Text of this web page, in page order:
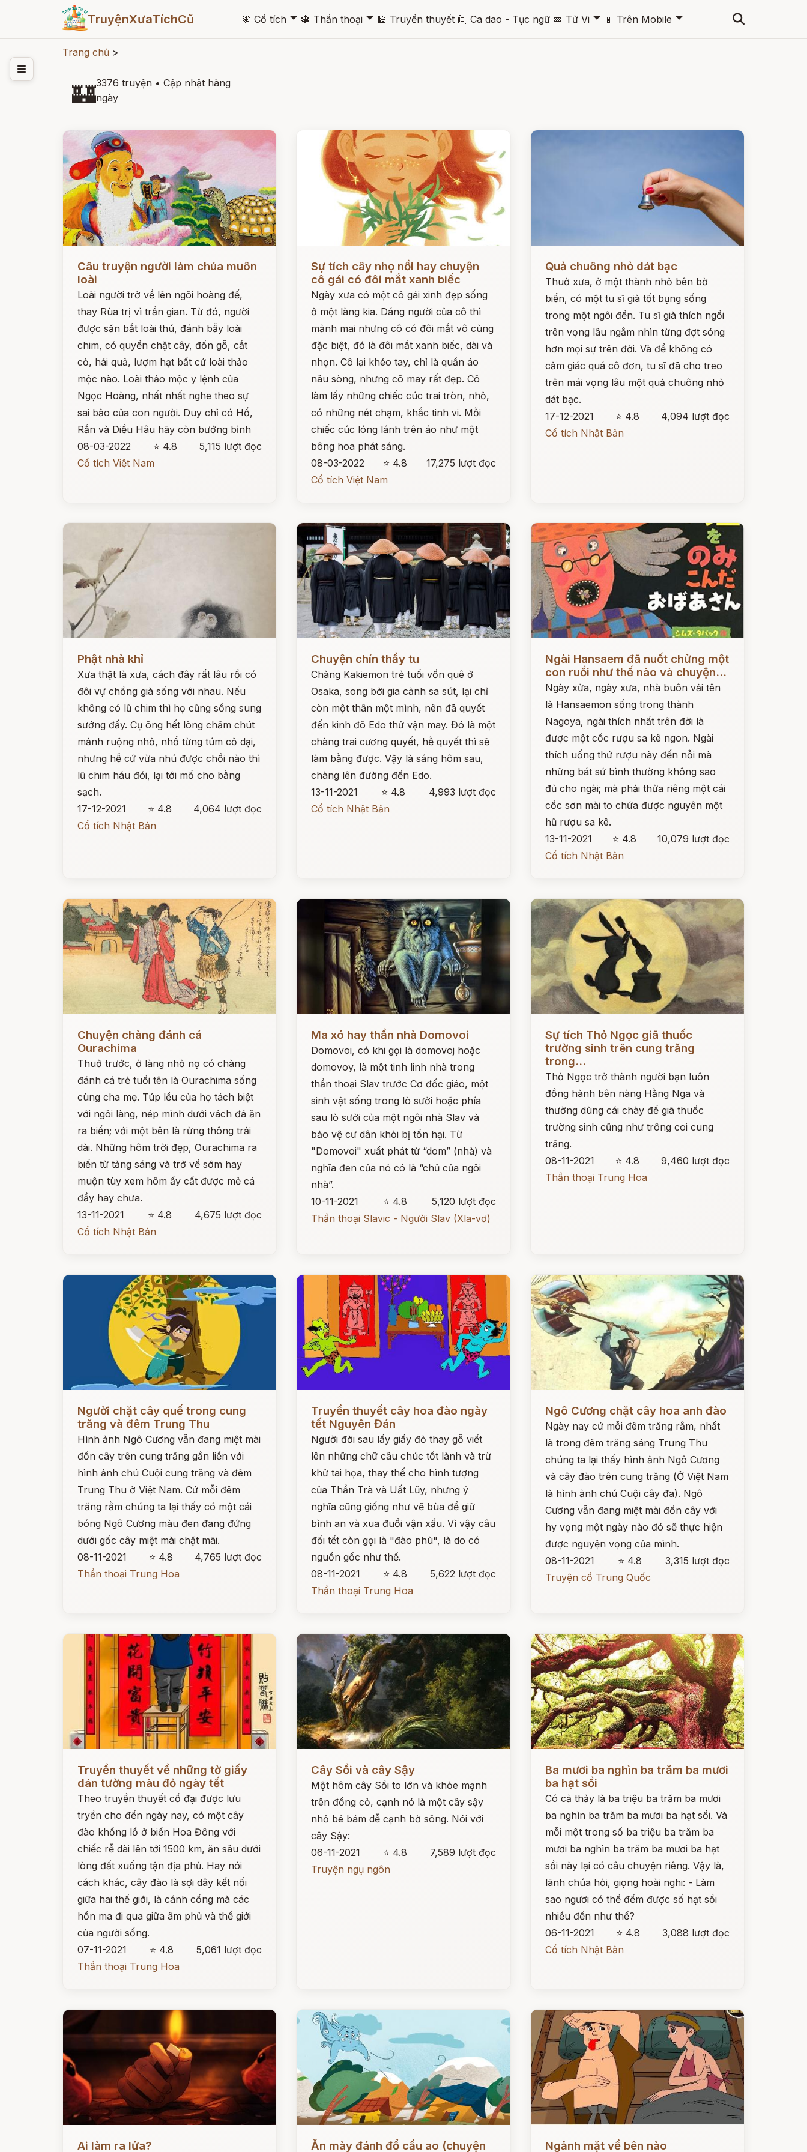
TruyệnXưaTíchCũ 🧚 Cổ tích 🞃 🔱 Thần thoại 🞃 🕌 Truyền thuyết 🙋 Ca dao - Tục ngữ 🔯 Tử Vi 🞃 📱 Trên Mobile 🞃
Trang chủ >
🏰3376 truyện • Cập nhật hàng
ngày
Câu truyện người làm chúa muôn
loài
Loài người trở về lên ngôi hoàng đế,
thay Rùa trị vì trần gian. Từ đó, người
được săn bắt loài thú, đánh bẫy loài
chim, có quyền chặt cây, đốn gỗ, cắt
cỏ, hái quả, lượm hạt bất cứ loài thảo
mộc nào. Loài thảo mộc y lệnh của
Ngọc Hoàng, nhất nhất nghe theo sự
sai bảo của con người. Duy chỉ có Hổ,
Rắn và Diều Hâu hãy còn bướng bỉnh
08-03-2022
⭐ 4.8
5,115 lượt đọc
Cổ tích Việt Nam
Sự tích cây nhọ nồi hay chuyện
cô gái có đôi mắt xanh biếc
Ngày xưa có một cô gái xinh đẹp sống
ở một làng kia. Dáng người của cô thì
mảnh mai nhưng cô có đôi mắt vô cùng
đặc biệt, đó là đôi mắt xanh biếc, dài và
nhọn. Cô lại khéo tay, chỉ là quần áo
nâu sòng, nhưng cô may rất đẹp. Cô
làm lấy những chiếc cúc trai tròn, nhỏ,
có những nét chạm, khắc tinh vi. Mỗi
chiếc cúc lóng lánh trên áo như một
bông hoa phát sáng.
08-03-2022
⭐ 4.8
17,275 lượt đọc
Cổ tích Việt Nam
Quả chuông nhỏ dát bạc
Thuở xưa, ở một thành nhỏ bên bờ
biển, có một tu sĩ già tốt bụng sống
trong một ngôi đền. Tu sĩ già thích ngồi
trên vọng lâu ngắm nhìn từng đợt sóng
hơn mọi sự trên đời. Và để không có
cảm giác quá cô đơn, tu sĩ đã cho treo
trên mái vọng lâu một quả chuông nhỏ
dát bạc.
17-12-2021
⭐ 4.8
4,094 lượt đọc
Cổ tích Nhật Bản
Phật nhà khỉ
Xưa thật là xưa, cách đây rất lâu rồi có
đôi vự chồng già sống với nhau. Nếu
không có lũ chim thì họ cũng sống sung
sướng đấy. Cụ ông hết lòng chăm chút
mảnh ruộng nhỏ, nhổ từng túm cỏ dại,
nhưng hễ cứ vừa nhú được chồi nào thì
lũ chim háu đói, lại tới mổ cho bằng
sạch.
17-12-2021
⭐ 4.8
4,064 lượt đọc
Cổ tích Nhật Bản
Chuyện chín thầy tu
Chàng Kakiemon trẻ tuổi vốn quê ở
Osaka, song bởi gia cảnh sa sút, lại chỉ
còn một thân một mình, nên đã quyết
đến kinh đô Edo thử vận may. Đó là một
chàng trai cương quyết, hễ quyết thì sẽ
làm bằng được. Vậy là sáng hôm sau,
chàng lên đường đến Edo.
13-11-2021
⭐ 4.8
4,993 lượt đọc
Cổ tích Nhật Bản
Ngài Hansaem đã nuốt chửng một
con ruồi như thế nào và chuyện...
Ngày xửa, ngày xưa, nhà buôn vải tên
là Hansaemon sống trong thành
Nagoya, ngài thích nhất trên đời là
được một cốc rượu sa kê ngon. Ngài
thích uống thứ rượu này đến nỗi mà
những bát sứ bình thường không sao
đủ cho ngài; mà phải thửa riêng một cái
cốc sơn mài to chứa được nguyên một
hũ rượu sa kê.
13-11-2021
⭐ 4.8
10,079 lượt đọc
Cổ tích Nhật Bản
Chuyện chàng đánh cá
Ourachima
Thuở trước, ở làng nhỏ nọ có chàng
đánh cá trẻ tuổi tên là Ourachima sống
cùng cha mẹ. Túp lều của họ tách biệt
với ngôi làng, nép mình dưới vách đá ăn
ra biển; với một bên là rừng thông trải
dài. Những hôm trời đẹp, Ourachima ra
biển từ tảng sáng và trở về sớm hay
muộn tùy xem hôm ấy cất được mẻ cá
đầy hay chưa.
13-11-2021
⭐ 4.8
4,675 lượt đọc
Cổ tích Nhật Bản
Ma xó hay thần nhà Domovoi
Domovoi, có khi gọi là domovoj hoặc
domovoy, là một tinh linh nhà trong
thần thoại Slav trước Cơ đốc giáo, một
sinh vật sống trong lò sưởi hoặc phía
sau lò sưởi của một ngôi nhà Slav và
bảo vệ cư dân khỏi bị tổn hại. Từ
"Domovoi" xuất phát từ “dom” (nhà) và
nghĩa đen của nó có là “chủ của ngôi
nhà”.
10-11-2021
⭐ 4.8
5,120 lượt đọc
Thần thoại Slavic - Người Slav (Xla-vơ)
Sự tích Thỏ Ngọc giã thuốc
trường sinh trên cung trăng
trong...
Thỏ Ngọc trở thành người bạn luôn
đồng hành bên nàng Hằng Nga và
thường dùng cái chày để giã thuốc
trường sinh cũng như trông coi cung
trăng.
08-11-2021
⭐ 4.8
9,460 lượt đọc
Thần thoại Trung Hoa
Người chặt cây quế trong cung
trăng và đêm Trung Thu
Hình ảnh Ngô Cương vẫn đang miệt mài
đốn cây trên cung trăng gắn liền với
hình ảnh chú Cuội cung trăng và đêm
Trung Thu ở Việt Nam. Cứ mỗi đêm
trăng rằm chúng ta lại thấy có một cái
bóng Ngô Cương màu đen đang đứng
dưới gốc cây miệt mài chặt mãi.
08-11-2021
⭐ 4.8
4,765 lượt đọc
Thần thoại Trung Hoa
Đọc ngay
Truyền thuyết cây hoa đào ngày
tết Nguyên Đán
Người đời sau lấy giấy đỏ thay gỗ viết
lên những chữ câu chúc tốt lành và trừ
khử tai họa, thay thế cho hình tượng
của Thần Trà và Uất Lũy, nhưng ý
nghĩa cũng giống như vẽ bùa để giữ
bình an và xua đuổi vận xấu. Vì vậy câu
đối tết còn gọi là "đào phù", là do có
nguồn gốc như thế.
08-11-2021
⭐ 4.8
5,622 lượt đọc
Thần thoại Trung Hoa
Ngô Cương chặt cây hoa anh đào
Ngày nay cứ mỗi đêm trăng rằm, nhất
là trong đêm trăng sáng Trung Thu
chúng ta lại thấy hình ảnh Ngô Cương
và cây đào trên cung trăng (Ở Việt Nam
là hình ảnh chú Cuội cây đa). Ngô
Cương vẫn đang miệt mài đốn cây với
hy vọng một ngày nào đó sẽ thực hiện
được nguyện vọng của mình.
08-11-2021
⭐ 4.8
3,315 lượt đọc
Truyện cổ Trung Quốc
Đọc ngay
Truyền thuyết về những tờ giấy
dán tường màu đỏ ngày tết
Theo truyền thuyết cổ đại được lưu
tryền cho đến ngày nay, có một cây
đào khổng lồ ở biển Hoa Đông với
chiếc rễ dài lên tới 1500 km, ăn sâu dưới
lòng đất xuống tận địa phủ. Hay nói
cách khác, cây đào là sợi dây kết nối
giữa hai thế giới, là cánh cổng mà các
hồn ma đi qua giữa âm phủ và thế giới
của người sống.
07-11-2021
⭐ 4.8
5,061 lượt đọc
Thần thoại Trung Hoa
Cây Sồi và cây Sậy
Một hôm cây Sồi to lớn và khỏe mạnh
trên đồng cỏ, cạnh nó là một cây sậy
nhỏ bé bám dễ cạnh bờ sông. Nói với
cây Sậy:
06-11-2021
⭐ 4.8
7,589 lượt đọc
Truyện ngụ ngôn
Ba mươi ba nghìn ba trăm ba mươi
ba hạt sồi
Có cả thảy là ba triệu ba trăm ba mươi
ba nghìn ba trăm ba mươi ba hạt sồi. Và
mỗi một trong số ba triệu ba trăm ba
mươi ba nghìn ba trăm ba mươi ba hạt
sồi này lại có câu chuyện riêng. Vậy là,
lãnh chúa hỏi, giọng hoài nghi: - Làm
sao ngươi có thể đếm được số hạt sồi
nhiều đến như thế?
06-11-2021
⭐ 4.8
3,088 lượt đọc
Cổ tích Nhật Bản
Ai làm ra lửa?
Đọc ngay
Ăn mày đánh đổ cầu ao (chuyện Ngảnh mặt về bên nào